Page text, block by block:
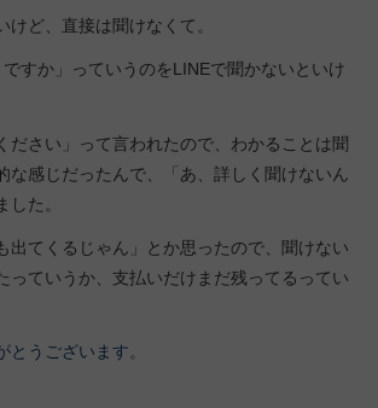
けど、直接は聞けなくて。
すか」っていうのをLINEで聞かないといけ
ださい」って言われたので、わかることは聞
な感じだったんで、「あ、詳しく聞けないん
た。
出てくるじゃん」とか思ったので、聞けない
っていうか、支払いだけまだ残ってるってい
とうございます。